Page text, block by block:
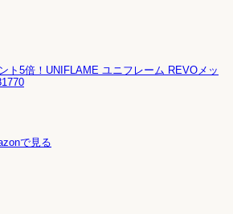
ト5倍！UNIFLAME ユニフレーム REVOメッ
で見る